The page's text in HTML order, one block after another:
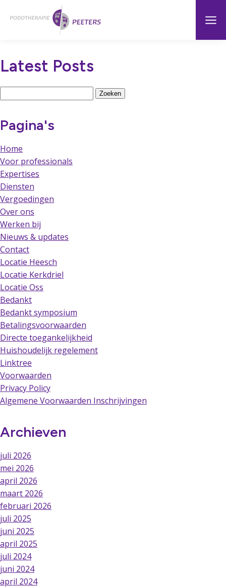
hoofdinhoud
Latest Posts
Pagina's
Home
Voor professionals
Expertises
Diensten
Vergoedingen
Over ons
Werken bij
Nieuws & updates
Contact
Locatie Heesch
Locatie Kerkdriel
Locatie Oss
Bedankt
Bedankt symposium
Betalingsvoorwaarden
Directe toegankelijkheid
Huishoudelijk regelement
Linktree
Voorwaarden
Privacy Policy
Algemene Voorwaarden Inschrijvingen
Archieven
juli 2026
mei 2026
april 2026
maart 2026
februari 2026
juli 2025
juni 2025
april 2025
juli 2024
juni 2024
april 2024